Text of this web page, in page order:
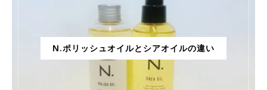
N.ポリッシュオイルとシアオイルの違い